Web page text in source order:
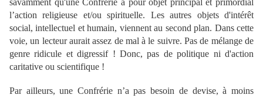
savamment qu'une Confrérie a pour objet principal et primordial
l’action religieuse et/ou spirituelle. Les autres objets d'intérêt
social, intellectuel et humain, viennent au second plan. Dans cette
voie, un lecteur aurait assez de mal à le suivre. Pas de mélange de
genre ridicule et digressif ! Donc, pas de politique ni d'action
caritative ou scientifique !
Par ailleurs, une Confrérie n’a pas besoin de devise, à moins